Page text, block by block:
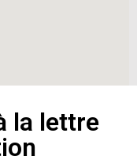
la lettre